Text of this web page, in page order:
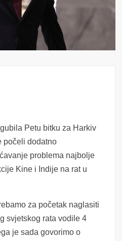
Petu bitku za Harkiv
počeli dodatno
problema najbolje
Kine i Indije na rat u
za početak naglasiti
svjetskog rata vodile 4
je sada govorimo o